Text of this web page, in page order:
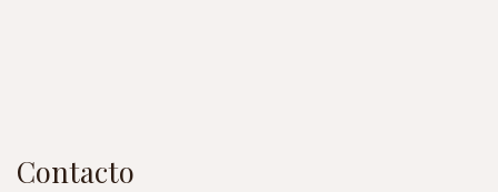
Contacto